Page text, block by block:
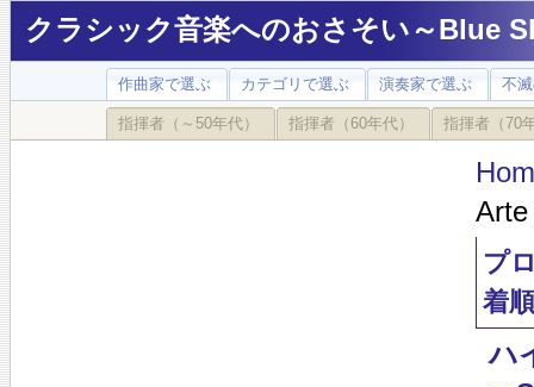
クラシック音楽へのおさそい～Blue
作曲家で選ぶ カテゴリで選ぶ 演奏家で選ぶ 不
指揮者（～50年代） 指揮者（60年代） 指揮者（70
プ
着順
ハ